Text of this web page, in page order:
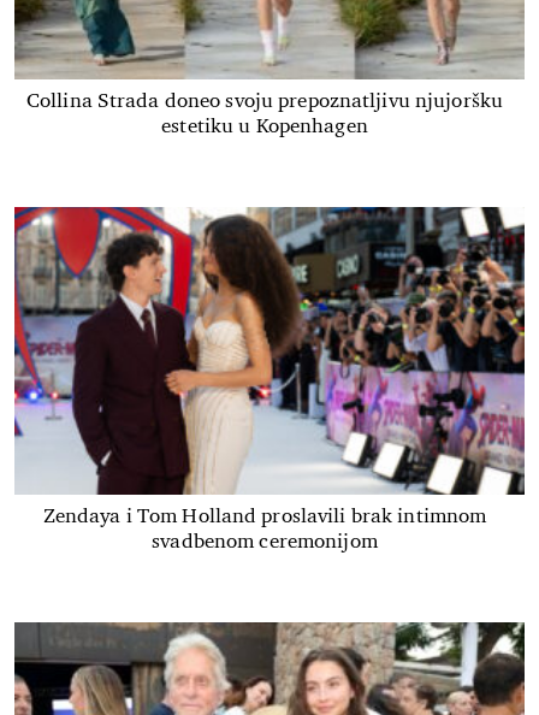
Collina Strada doneo svoju prepoznatljivu njujoršku
estetiku u Kopenhagen
Zendaya i Tom Holland proslavili brak intimnom
svadbenom ceremonijom